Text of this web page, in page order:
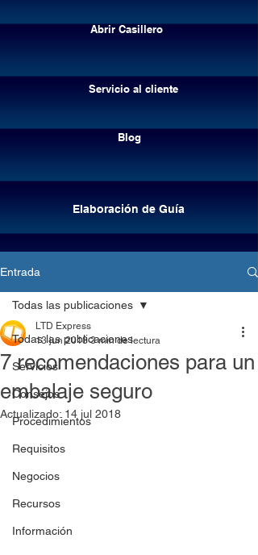
Abrir Casillero
Servicio al cliente
Blog
Elaboración de Guía
Entrada
Todas las publicaciones
Servicios
Consejos
Procedimientos
Requisitos
Negocios
Recursos
Información
Todas las publicaciones
7 recomendaciones para un
embalaje seguro
LTD Express
13 jun 2018 3 min de lectura
Actualizado: 14 jul 2018